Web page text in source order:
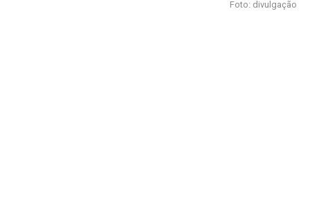
Foto: divulgação